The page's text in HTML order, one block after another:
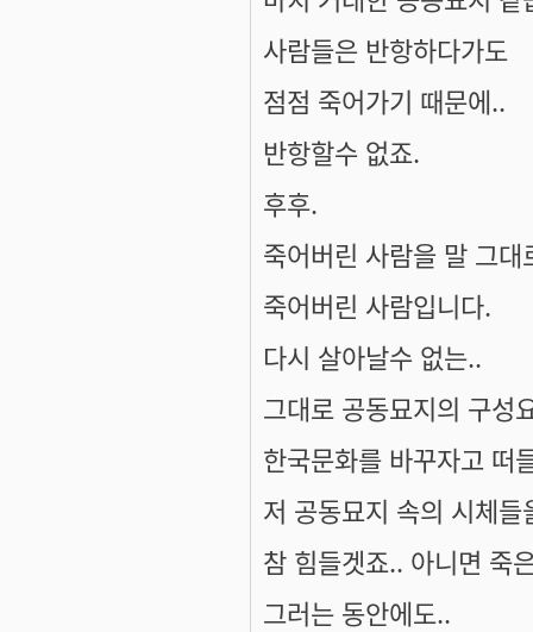
사람들은 반항하다가도
점점 죽어가기 때문에..
반항할수 없죠.
후후.
죽어버린 사람을 말 그대
죽어버린 사람입니다.
다시 살아날수 없는..
그대로 공동묘지의 구성
한국문화를 바꾸자고 떠
저 공동묘지 속의 시체
참 힘들겟죠.. 아니면 죽
그러는 동안에도..